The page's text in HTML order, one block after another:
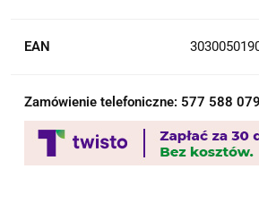
EAN
Zamówienie telefoniczne: 577 588 079